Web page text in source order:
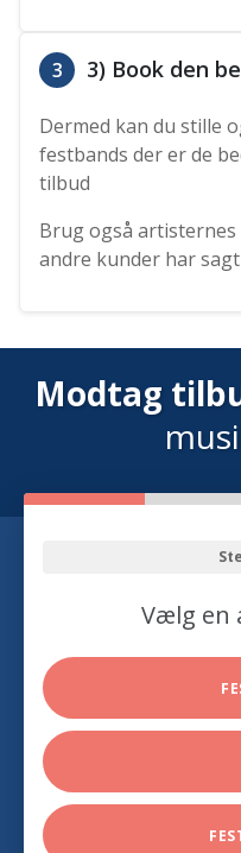
3 3) Book den
Dermed kan du stille
festbands der er de
tilbud
Brug også artisternes
andre kunder har
Modtag
Vælg en